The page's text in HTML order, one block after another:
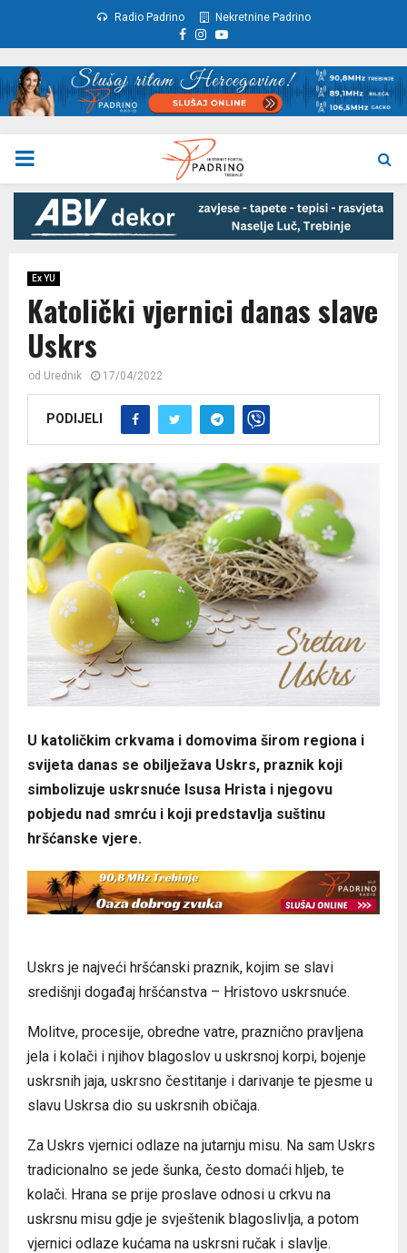
Radio Padrino Nekretnine Padrino
Facebook
Instagram
Youtube
PRIMARY
MENU
Ex YU
Katolički vjernici danas slave
Uskrs
od Urednik 17/04/2022
PODIJELI
U katoličkim crkvama i domovima širom regiona i
svijeta danas se obilježava Uskrs, praznik koji
simbolizuje uskrsnuće Isusa Hrista i njegovu
pobjedu nad smrću i koji predstavlja suštinu
hršćanske vjere.
Uskrs je najveći hršćanski praznik, kojim se slavi
središnji događaj hršćanstva – Hristovo uskrsnuće.
Molitve, procesije, obredne vatre, praznično pravljena
jela i kolači i njihov blagoslov u uskrsnoj korpi, bojenje
uskrsnih jaja, uskrsno čestitanje i darivanje te pjesme u
slavu Uskrsa dio su uskrsnih običaja.
Za Uskrs vjernici odlaze na jutarnju misu. Na sam Uskrs
tradicionalno se jede šunka, često domaći hljeb, te
kolači. Hrana se prije proslave odnosi u crkvu na
uskrsnu misu gdje je svještenik blagoslivlja, a potom
vjernici odlaze kućama na uskrsni ručak i slavlje.